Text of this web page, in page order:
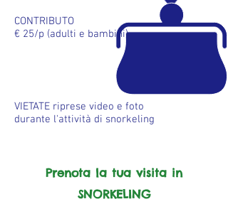
CONTRIBUTO
€ 25/p (adulti e bambini)
VIETATE riprese video e foto
durante l'attività di snorkeling
Prenota la tua visita in
SNORKELING